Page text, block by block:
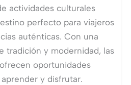
actividades culturales
perfecto para viajeros
auténticas. Con una
tradición y modernidad, las
oportunidades
y disfrutar.